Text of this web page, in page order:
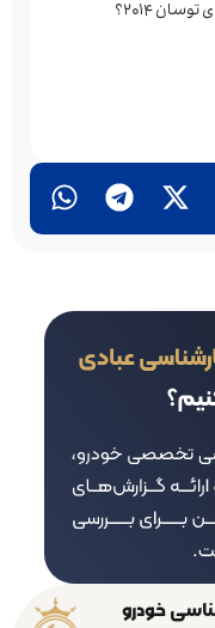
2014؟
خودرو